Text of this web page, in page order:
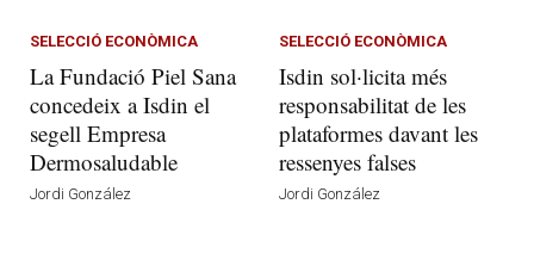
SELECCIÓ ECONÒMICA
La Fundació Piel Sana
concedeix a Isdin el
segell Empresa
Dermosaludable
Jordi González
SELECCIÓ ECONÒMICA
Isdin sol·licita més
responsabilitat de les
plataformes davant les
ressenyes falses
Jordi González